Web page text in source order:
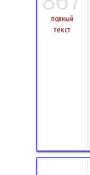
полный
текст